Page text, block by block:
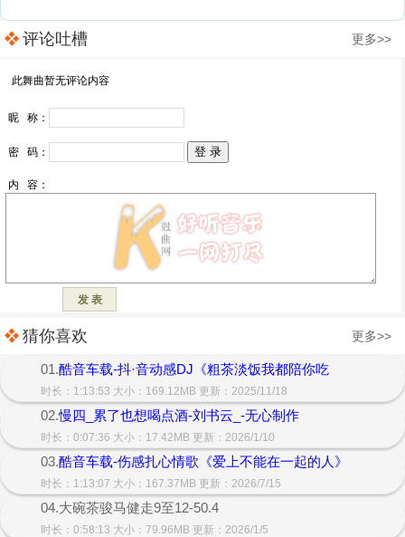
评论吐槽 更多>>
猜你喜欢 更多>>
01.酷音车载-抖·音动感DJ《粗茶淡饭我都陪你吃
时长：1:13:53 大小：169.12MB 更新：2025/11/18
02.慢四_累了也想喝点酒-刘书云_-无心制作
时长：0:07:36 大小：17.42MB 更新：2026/1/10
03.酷音车载-伤感扎心情歌《爱上不能在一起的人》
时长：1:13:07 大小：167.37MB 更新：2026/7/15
04.大碗茶骏马健走9至12-50.4
时长：0:58:13 大小：79.96MB 更新：2026/1/5